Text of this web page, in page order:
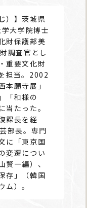
） 】茨城県
大学院博士
財保護部美
調査官とし
重要文化財
担当。2002
願寺展」
「和様の
たった。
課長を経
部長。専門
に「東京国
変遷につい
賢一編）、
存」（韓国
）。